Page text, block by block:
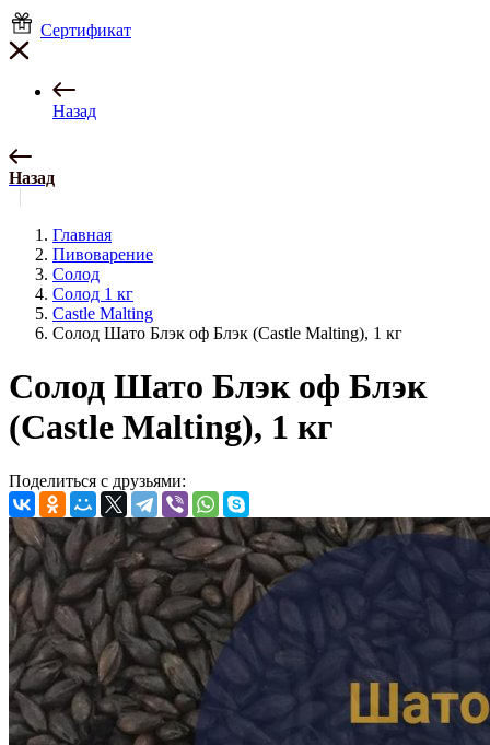
Сертификат
Назад
Назад
Главная
Пивоварение
Солод
Солод 1 кг
Castle Malting
Солод Шато Блэк оф Блэк (Castle Malting), 1 кг
Солод Шато Блэк оф Блэк
(Castle Malting), 1 кг
Поделиться с друзьями: